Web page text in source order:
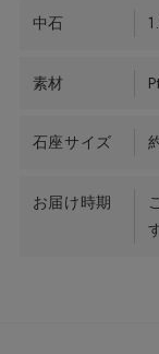
中石
素材 Pt
石座サイズ
お届け時期